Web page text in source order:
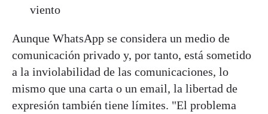
viento
Aunque WhatsApp se considera un medio de
comunicación privado y, por tanto, está sometido
a la inviolabilidad de las comunicaciones, lo
mismo que una carta o un email, la libertad de
expresión también tiene límites. "El problema